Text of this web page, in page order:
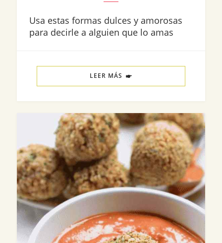
Usa estas formas dulces y amorosas
para decirle a alguien que lo amas
LEER MÁS